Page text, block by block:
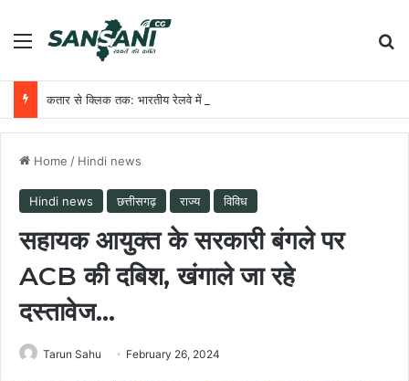
Menu
कतार से क्लिक तक: भारतीय रेलवे में यात्री आरक्षण के चार दशक
Home / Hindi news
Hindi news छत्तीसगढ़ राज्य विविध
सहायक आयुक्त के सरकारी बंगले पर
ACB की दबिश, खंगाले जा रहे
दस्तावेज…
Tarun Sahu February 26, 2024